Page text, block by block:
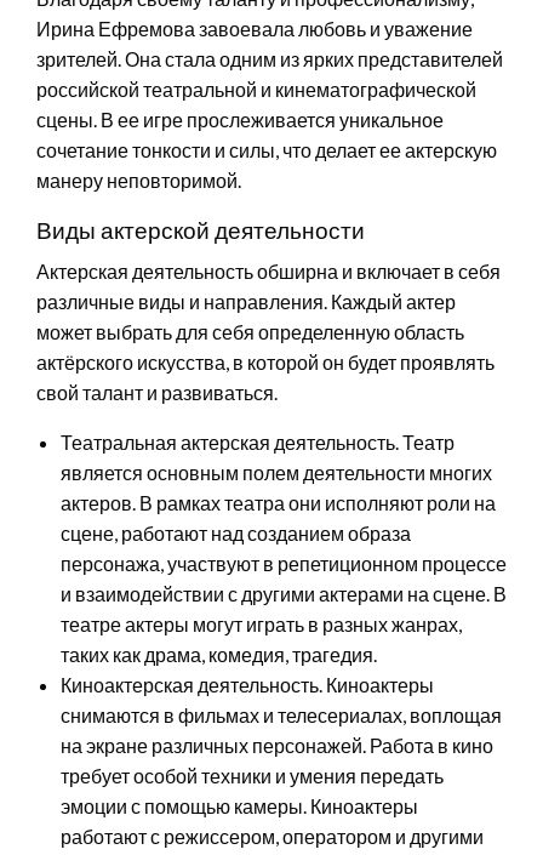
Ирина Ефремова завоевала любовь и уважение
зрителей. Она стала одним из ярких представителей
российской театральной и кинематографической
сцены. В ее игре прослеживается уникальное
сочетание тонкости и силы, что делает ее актерскую
манеру неповторимой.
Виды актерской деятельности
Актерская деятельность обширна и включает в себя
различные виды и направления. Каждый актер
может выбрать для себя определенную область
актёрского искусства, в которой он будет проявлять
свой талант и развиваться.
Театральная актерская деятельность. Театр
является основным полем деятельности многих
актеров. В рамках театра они исполняют роли на
сцене, работают над созданием образа
персонажа, участвуют в репетиционном процессе
и взаимодействии с другими актерами на сцене. В
театре актеры могут играть в разных жанрах,
таких как драма, комедия, трагедия.
Киноактерская деятельность. Киноактеры
снимаются в фильмах и телесериалах, воплощая
на экране различных персонажей. Работа в кино
требует особой техники и умения передать
эмоции с помощью камеры. Киноактеры
работают с режиссером, оператором и другими